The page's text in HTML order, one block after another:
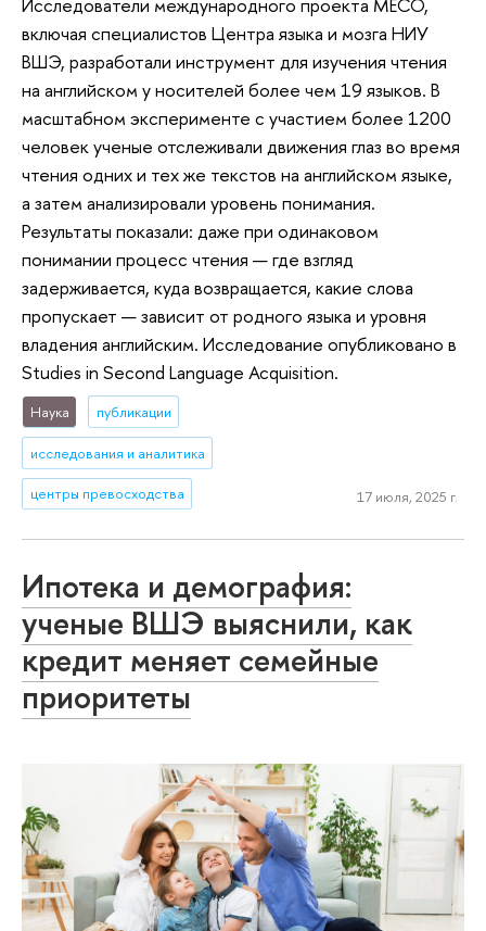
включая специалистов Центра языка и мозга НИУ
ВШЭ, разработали инструмент для изучения чтения
на английском у носителей более чем 19 языков. В
масштабном эксперименте с участием более 1200
человек ученые отслеживали движения глаз во время
чтения одних и тех же текстов на английском языке,
а затем анализировали уровень понимания.
Результаты показали: даже при одинаковом
понимании процесс чтения — где взгляд
задерживается, куда возвращается, какие слова
пропускает — зависит от родного языка и уровня
владения английским. Исследование опубликовано в
Studies in Second Language Acquisition.
Наука публикации
исследования и аналитика
центры превосходства 17 июля, 2025 г.
Ипотека и демография:
ученые ВШЭ выяснили, как
кредит меняет семейные
приоритеты